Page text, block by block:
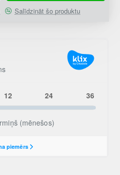
Salīdzināt šo produktu